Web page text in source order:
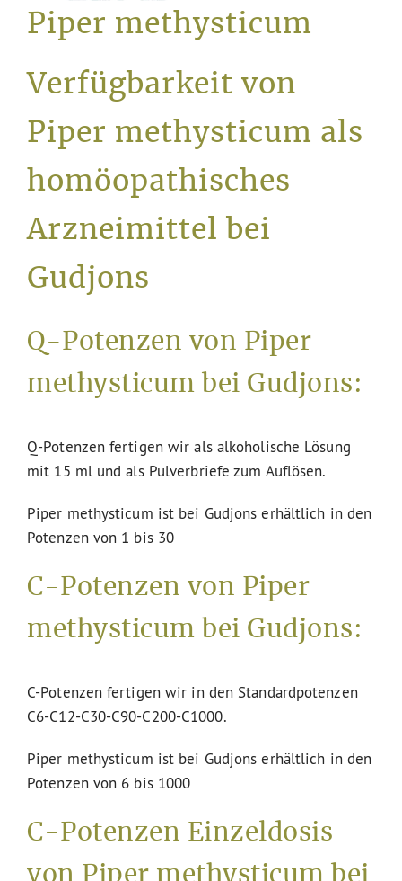
Service
Piper methysticum
Verfügbarkeit von
Piper methysticum als
homöopathisches
Arzneimittel bei
Gudjons
Q-Potenzen von Piper
methysticum bei Gudjons:
Q-Potenzen fertigen wir als alkoholische Lösung
mit 15 ml und als Pulverbriefe zum Auflösen.
Piper methysticum ist bei Gudjons erhältlich in den
Potenzen von 1 bis 30
C-Potenzen von Piper
methysticum bei Gudjons:
C-Potenzen fertigen wir in den Standardpotenzen
C6-C12-C30-C90-C200-C1000.
Piper methysticum ist bei Gudjons erhältlich in den
Potenzen von 6 bis 1000
C-Potenzen Einzeldosis
von Piper methysticum bei